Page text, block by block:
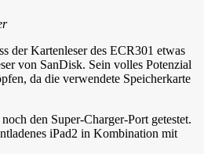
der Kartenleser des ECR301 etwas
von SanDisk. Sein volles Potenzial
da die verwendete Speicherkarte
den Super-Charger-Port getestet.
iPad2 in Kombination mit